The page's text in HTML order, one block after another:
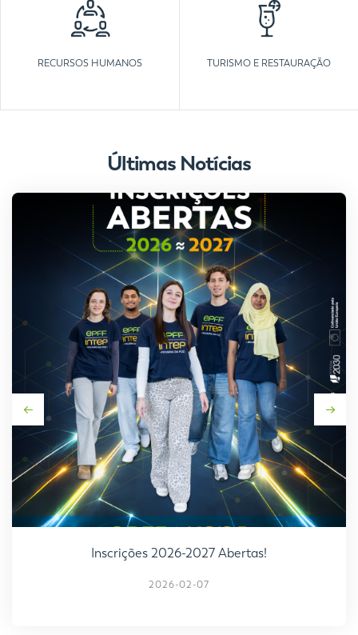
RECURSOS HUMANOS TURISMO E RESTAURAÇÃO
Últimas Notícias
Inscrições 2026-2027 Abertas!
2026-02-07